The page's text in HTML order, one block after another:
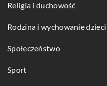
Religia i duchowość
Rodzina i wychowanie dzieci
Społeczeństwo
Sport